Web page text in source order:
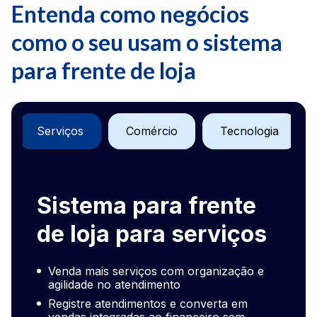
Entenda como negócios
como o seu usam o sistema
para frente de loja
Serviços Comércio Tecnologia
Sistema para frente
de loja para serviços
Venda mais serviços com organização e
agilidade no atendimento
Registre atendimentos e converta em